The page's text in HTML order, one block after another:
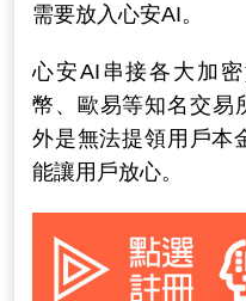
需要放入心安AI。
心安AI串接各大加
幣、歐易等知名交易
外是無法提領用戶本
能讓用戶放心。